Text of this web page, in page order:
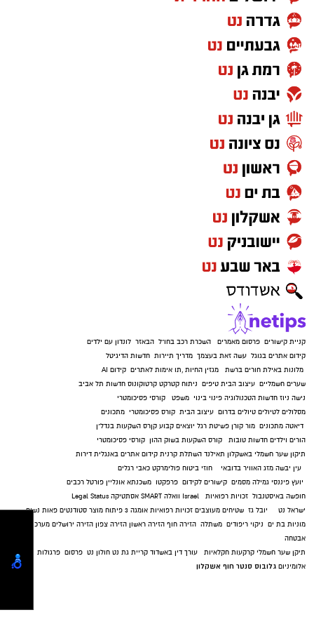
מצ"ב תמונות.
קרדיט: דוברות המשטרה.
להורדת האפליקציה לחצו כאן
סגן מפקד תחנת אשקלון, רפ"ק דורון ששון, מסר:
"שוטרי ובלשי תחנת אשקלון פועלים באופן יזום
ונחוש נגד מחוללי פשיעה וגורמים עברייניים, תוך
הסתמכות על מודיעין איכותי ופעילות מבצעית
ממוקדת. נמשיך לפעול לסיכול עבירות אלימות
ולהרחקת אמצעי תקיפה מהמרחב הציבורי, למען
ביטחון הציבור".
מצ"ב תמונה
קרדיט: דוברות המשטרה.
להורדת האפליקציה לחצו כאן
קניית קישורים פרסום מאמרים השכרת רכב בחו"ל הבאזר לונדון עם ילדים
קידום אתרים בגוגל עשה זאת בעצמך מדריך תיירות חדשות הדיגיטל
מלונות באילת חורים ברשת מגזין החיות ,תו אימות לאתרים קידום AI
שערים חשמליים עיצוב הבית טיפים ניתוח קטרקט קרטוקונוס חדשות תל אביב
נישה ניוז חדשות הטכנולוגיה פינוי בינוי משפט
קורסי פסיכומטרי
מסלולים לטיולים טיולים בדרום עיצוב הבית קורס פסיכומטרי מתכונים
דיאטה מתכונים מור קורן פשיטת רגל יוצאים קבוע קןרס השקעות בנדל"ן
הורים וילדים חדשות טובות קורס השקעות בשוק ההון קורסי פסיכומטרי
תיקון שער חשמלי באשקלון תאילנד השתלת קרנית קידום אתרים באנגלית דירות
עין יבשה מזג האוויר בדובאי חוזי ביטוח פולימרקט כאבי רגלים
יועץ פיננסי גמילה מסמים קישורים לקידום פרפקטו משכנתא אונליין פורטל רכבים
חופשה באיסטנבול זכויות רפואיות Israel וואלה SMART אסתטיקה Legal Status
ישראל נט
יובל גז שטיחים מעוצבים זכויות רפואיות אומגה 3 פיתוח מוצר סטודנטים פאות נשים
מוניות בת ים ניקוי ריפודים משתלה הזירה חוף הזירה ראשון הזירה צפון הזירה ירושלים מערכות
אבטחה
תיקן שער חשמלי קרקעות חקלאיות עורך דין באשדוד קריית גת נט חולון נט פרסום פרגולות
אלומיניום גלובוס סנטר חוף אשקלון